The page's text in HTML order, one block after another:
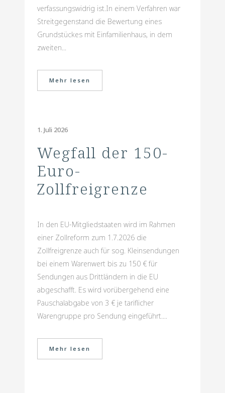
verfassungswidrig ist.In einem Verfahren war
Streitgegenstand die Bewertung eines
Grundstückes mit Einfamilienhaus, in dem
zweiten...
Mehr lesen
1. Juli 2026
Wegfall der 150-
Euro-
Zollfreigrenze
In den EU-Mitgliedstaaten wird im Rahmen
einer Zollreform zum 1.7.2026 die
Zollfreigrenze auch für sog. Kleinsendungen
bei einem Warenwert bis zu 150 € für
Sendungen aus Drittländern in die EU
abgeschafft. Es wird vorübergehend eine
Pauschalabgabe von 3 € je tariflicher
Warengruppe pro Sendung eingeführt....
Mehr lesen